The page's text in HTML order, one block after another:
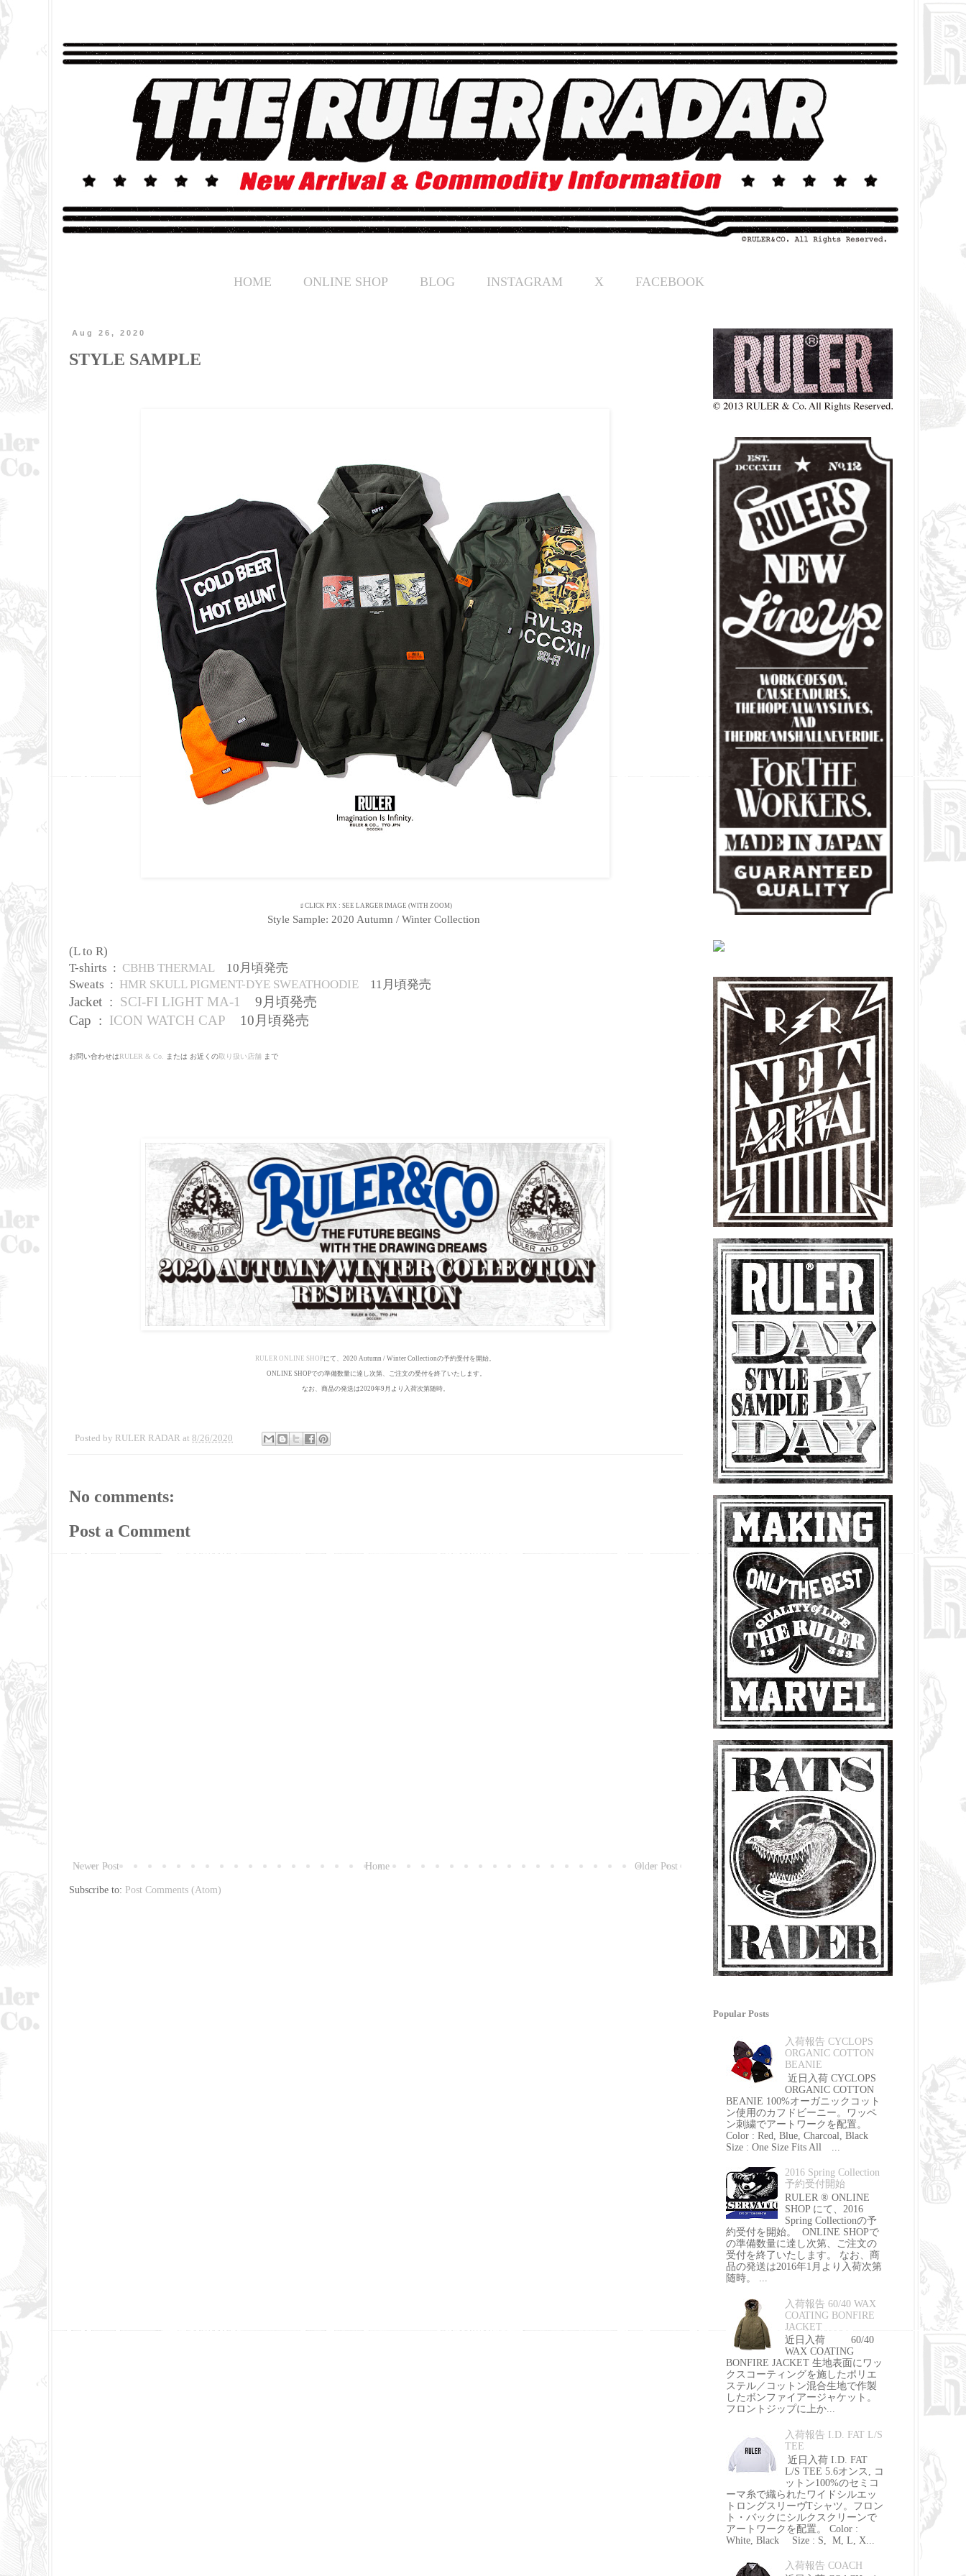
HOME ONLINE SHOP BLOG INSTAGRAM X FACEBOOK
Aug 26, 2020
STYLE SAMPLE
☝ CLICK PIX : SEE LARGER IMAGE (WITH ZOOM)
Style Sample: 2020 Autumn / Winter Collection
(L to R)
T-shirts : CBHB THERMAL
10月頃発売
Sweats : HMR SKULL PIGMENT-DYE SWEATHOODIE 11 月頃発売
Jacket : SCI-FI LIGHT MA-1
9月頃発売
Cap : ICON WATCH CAP 10月頃発売
お問い合わせはRULER & Co. または お近くの取り扱い店舗 まで
RULER ONLINE SHOPにて、2020 Autumn / Winter Collectionの予約受付を開始。
ONLINE SHOPでの準備数量に達し次第、ご注文の受付を終了いたします。
なお、商品の発送は2020年9月より入荷次第随時。
Posted by RULER RADAR at 8/26/2020
No comments:
Post a Comment
Newer Post Older Post
Home
Subscribe to: Post Comments (Atom)
Popular Posts
入荷報告 CYCLOPS
ORGANIC COTTON
BEANIE
近日入荷 CYCLOPS
ORGANIC COTTON
BEANIE 100%オーガニックコット
ン使用のカフドビーニー。ワッペ
ン刺繍でアートワークを配置。
Color : Red, Blue, Charcoal, Black
Size : One Size Fits All ...
2016 Spring Collection
予約受付開始
RULER ® ONLINE
SHOP にて、2016
Spring Collectionの予
約受付を開始。 ONLINE SHOPで
の準備数量に達し次第、ご注文の
受付を終了いたします。 なお、商
品の発送は2016年1月より入荷次第
随時。 ...
入荷報告 60/40 WAX
COATING BONFIRE
JACKET
近日入荷 60/40
WAX COATING
BONFIRE JACKET 生地表面にワッ
クスコーティングを施したポリエ
ステル／コットン混合生地で作製
したボンファイアージャケット。
フロントジップに上か...
入荷報告 I.D. FAT L/S
TEE
近日入荷 I.D. FAT
L/S TEE 5.6オンス, コ
ットン100%のセミコ
ーマ糸で織られたワイドシルエッ
トロングスリーヴTシャツ。フロン
ト・バックにシルクスクリーンで
アートワークを配置。 Color :
White, Black Size : S, M, L, X...
入荷報告 COACH